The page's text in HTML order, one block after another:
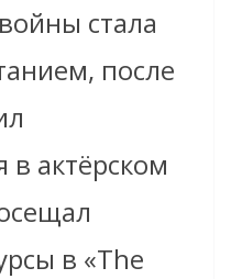
стала
после
в актёрском
в «The